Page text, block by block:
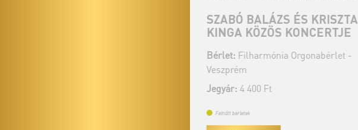
SZABÓ BALÁZS ÉS KRISZTA
KINGA KÖZÖS KONCERTJE
Bérlet: Filharmónia Orgonabérlet -
Veszprém
Jegyár: 4 400 Ft
Felnőtt bérletek